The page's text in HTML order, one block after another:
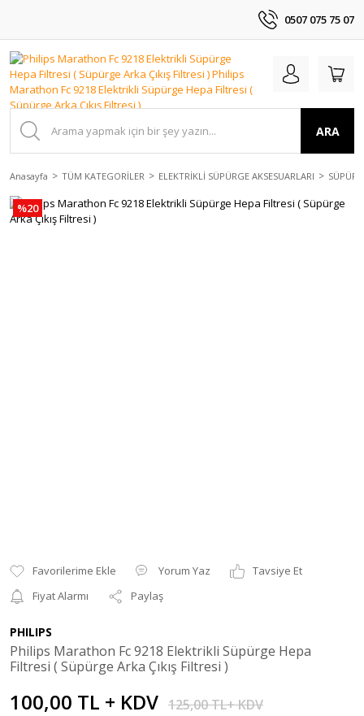
0507 075 75 07
ARA
Anasayfa TÜM KATEGORİLER ELEKTRİKLİ SÜPÜRGE AKSESUARLARI
%20
Yorum Yaz
Tavsiye Et
Fiyat Alarmı
Paylaş
PHILIPS
Philips Marathon Fc 9218 Elektrikli Süpürge Hepa
Filtresi ( Süpürge Arka Çıkış Filtresi )
100,00 TL + KDV 125,00 TL+ KDV